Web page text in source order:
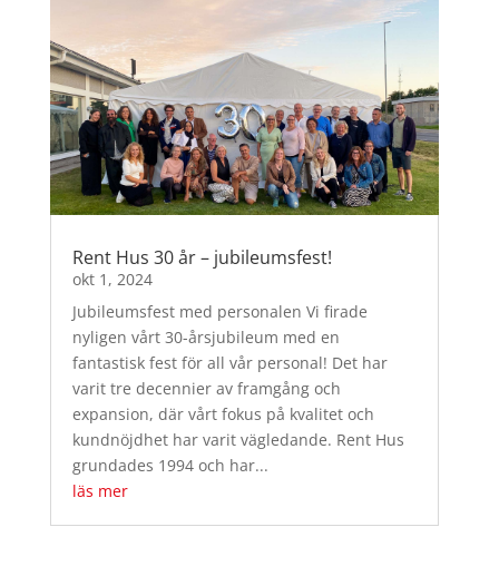
Rent Hus 30 år – jubileumsfest!
okt 1, 2024
Jubileumsfest med personalen Vi firade
nyligen vårt 30-årsjubileum med en
fantastisk fest för all vår personal! Det har
varit tre decennier av framgång och
expansion, där vårt fokus på kvalitet och
kundnöjdhet har varit vägledande. Rent Hus
grundades 1994 och har...
läs mer